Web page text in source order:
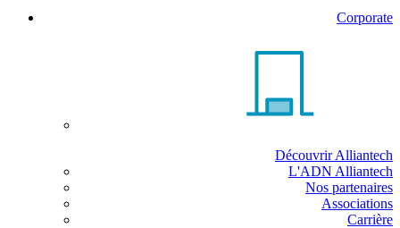
Corporate
Découvrir Alliantech
L'ADN Alliantech
Nos partenaires
Associations
Carrière